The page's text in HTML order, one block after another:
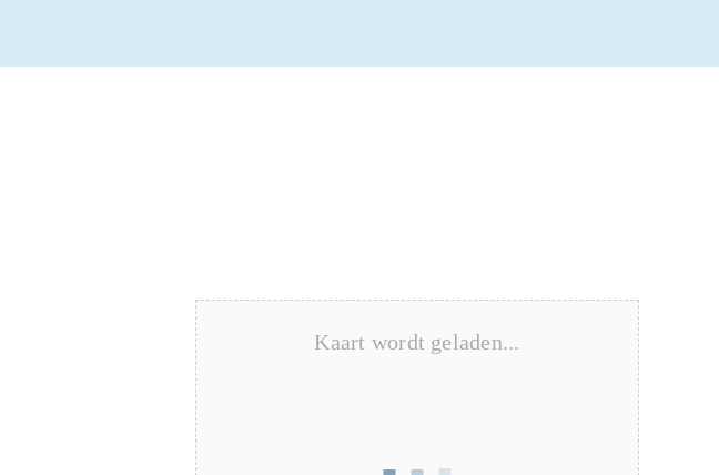
Kaart wordt geladen...